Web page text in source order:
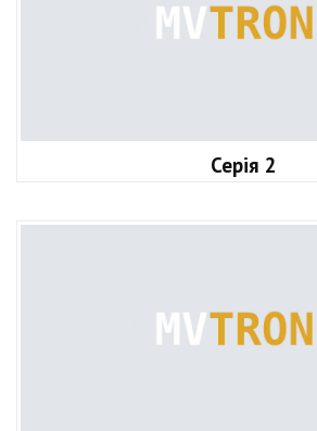
Серія 2